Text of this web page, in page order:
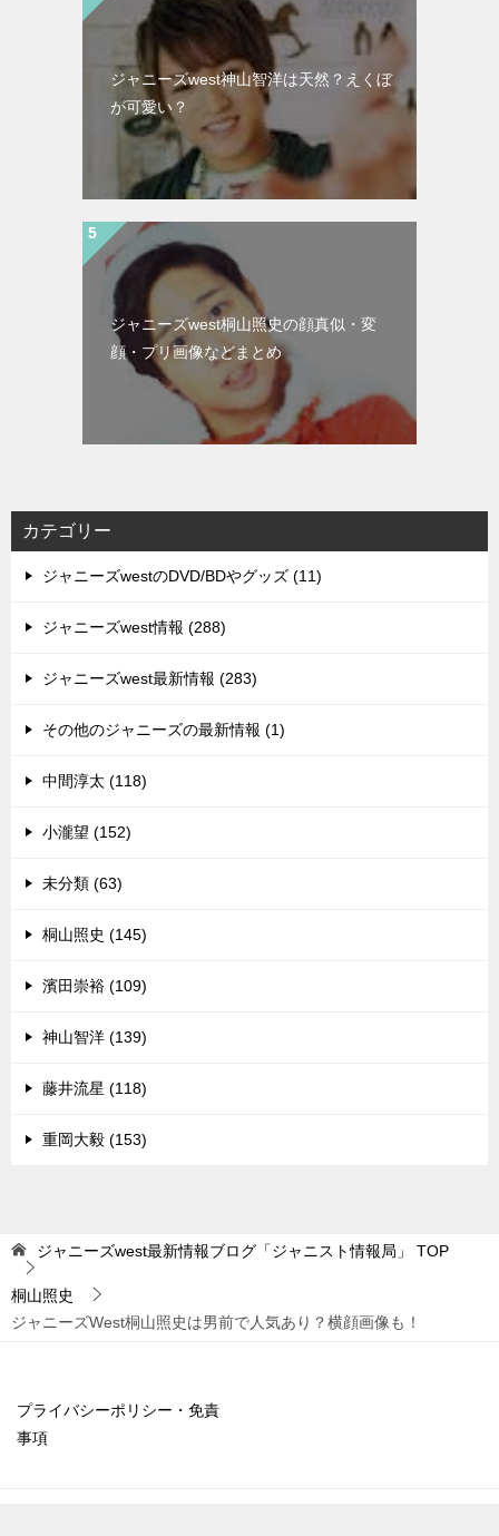
ジャニーズwest神山智洋は天然？えくぼ
が可愛い？
ジャニーズwest桐山照史の顔真似・変
顔・プリ画像などまとめ
カテゴリー
ジャニーズwestのDVD/BDやグッズ (11)
ジャニーズwest情報 (288)
ジャニーズwest最新情報 (283)
その他のジャニーズの最新情報 (1)
中間淳太 (118)
小瀧望 (152)
未分類 (63)
桐山照史 (145)
濱田崇裕 (109)
神山智洋 (139)
藤井流星 (118)
重岡大毅 (153)
ジャニーズwest最新情報ブログ「ジャニスト情報局」 TOP
桐山照史
ジャニーズWest桐山照史は男前で人気あり？横顔画像も！
プライバシーポリシー・免責
事項